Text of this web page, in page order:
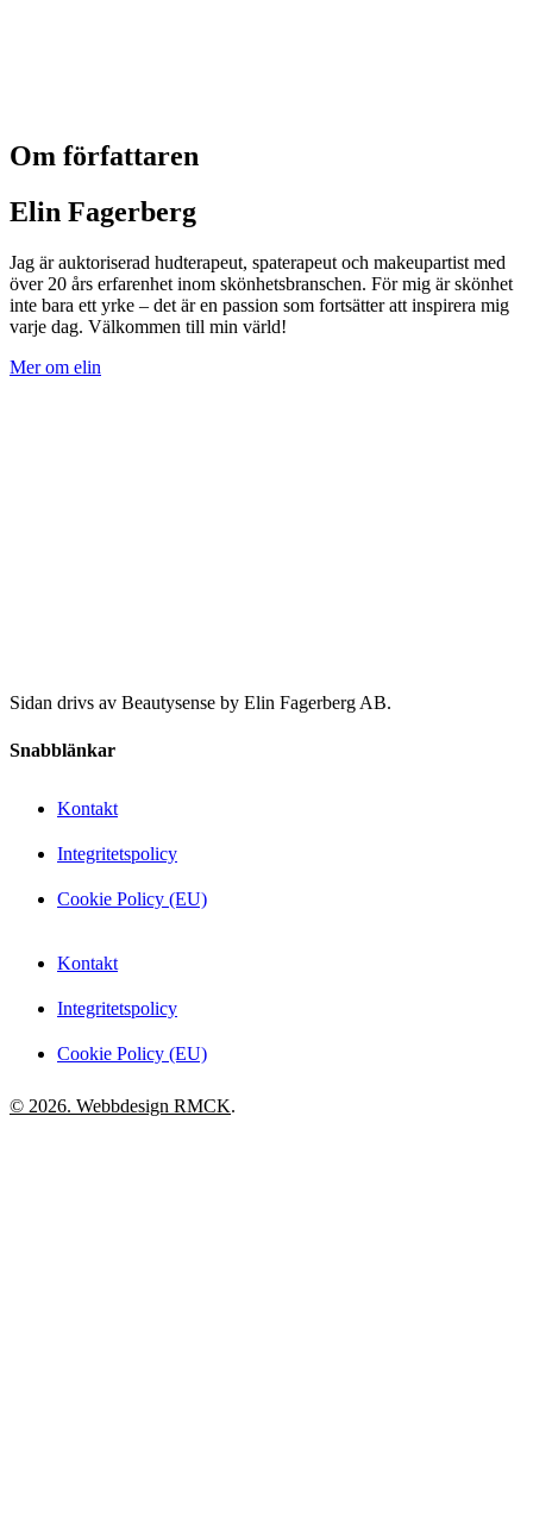
Om författaren
Elin Fagerberg
Jag är auktoriserad hudterapeut, spaterapeut och makeupartist med
över 20 års erfarenhet inom skönhetsbranschen. För mig är skönhet
inte bara ett yrke – det är en passion som fortsätter att inspirera mig
varje dag. Välkommen till min värld!
Mer om elin
Sidan drivs av Beautysense by Elin Fagerberg AB.
Snabblänkar
Kontakt
Integritetspolicy
Cookie Policy (EU)
Kontakt
Integritetspolicy
Cookie Policy (EU)
© 2026. Webbdesign RMCK.